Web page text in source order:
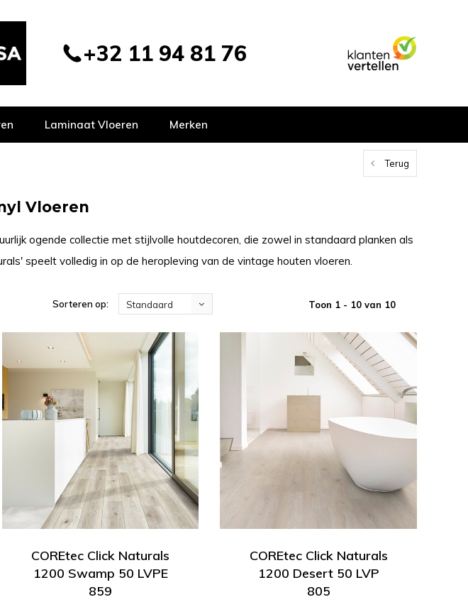
+32 11 94 81 76
Laminaat Vloeren Merken
Terug
Vloeren
ogende collectie met stijlvolle houtdecoren, die zowel in standaard planken als
speelt volledig in op de heropleving van de vintage houten vloeren.
Sorteren op: Standaard Toon 1 - 10 van 10
COREtec Click Naturals
1200 Swamp 50 LVPE
859
COREtec Click Naturals
1200 Desert 50 LVP
805